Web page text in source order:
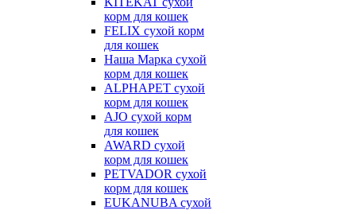
корм для кошек
FELIX сухой корм
для кошек
Наша Марка сухой
корм для кошек
ALPHAPET сухой
корм для кошек
AJO сухой корм
для кошек
AWARD сухой
корм для кошек
PETVADOR сухой
корм для кошек
EUKANUBA сухой